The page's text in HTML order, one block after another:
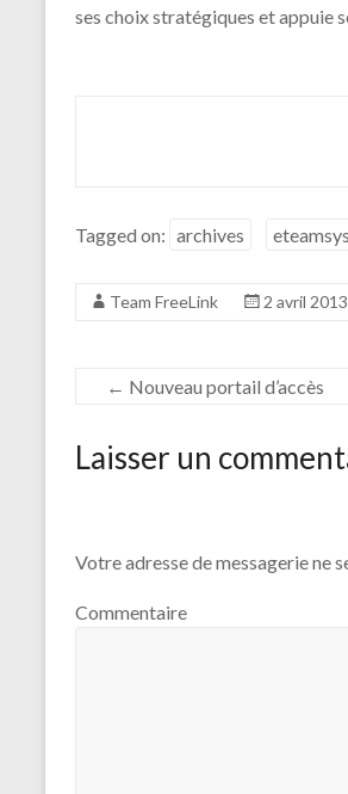
ses choix stratégiques et appuie
Tagged on: archives eteamsys
Team FreeLink 2 avril 2013
← Nouveau portail d’accès
Laisser un
Votre adresse de messagerie ne
Commentaire